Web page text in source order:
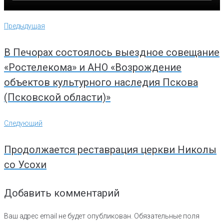
Навигация
по
Предыдущая
Предыдущая
В Печорах состоялось выездное совещание
«Ростелекома» и АНО «Возрождение
объектов культурного наследия Пскова
(Псковской области)»
Следующий
Следующий
Продолжается реставрация церкви Николы
со Усохи
Добавить комментарий
Ваш адрес email не будет опубликован. Обязательные поля